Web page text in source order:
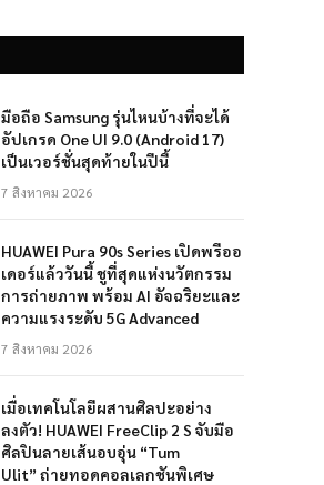
มือถือ Samsung รุ่นไหนบ้างที่จะได้
อัปเกรด One UI 9.0 (Android 17)
เป็นเวอร์ชั่นสุดท้ายในปีนี้
7 สิงหาคม 2026
HUAWEI Pura 90s Series เปิดพรีออ
เดอร์แล้ววันนี้ ชูที่สุดแห่งนวัตกรรม
การถ่ายภาพ พร้อม AI อัจฉริยะและ
ความแรงระดับ 5G Advanced
7 สิงหาคม 2026
เมื่อเทคโนโลยีผสานศิลปะอย่าง
ลงตัว! HUAWEI FreeClip 2 S จับมือ
ศิลปินลายเส้นอบอุ่น “Tum
Ulit” ถ่ายทอดคอลเลกชันพิเศษ